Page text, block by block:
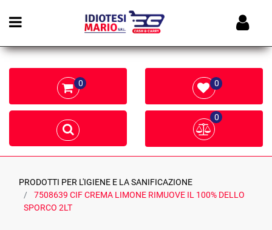
Open menu
0 0
0
PRODOTTI PER L'IGIENE E LA SANIFICAZIONE
7508639 CIF CREMA LIMONE RIMUOVE IL 100% DELLO
SPORCO 2LT